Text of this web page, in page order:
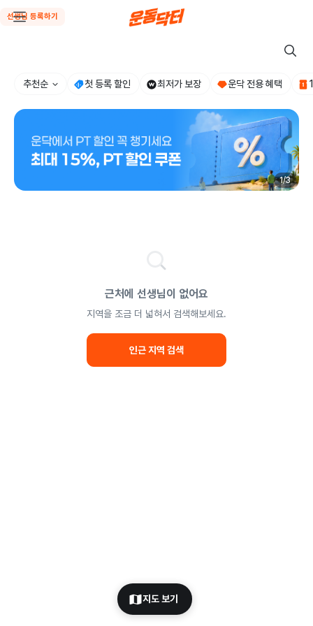
선생님 등록하기
추천순 첫 등록 할인 최저가 보장 운닥 전용 혜택
지도 보기
1/3
근처에 선생님이 없어요
지역을 조금 더 넓혀서 검색해보세요.
인근 지역 검색